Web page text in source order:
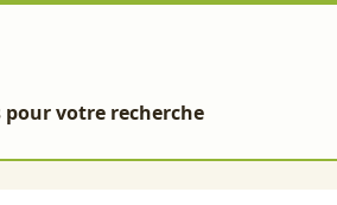
votre recherche